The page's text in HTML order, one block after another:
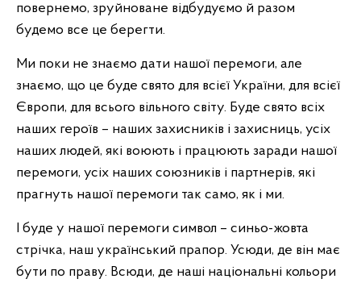
повернемо, зруйноване відбудуємо й разом
будемо все це берегти.
Ми поки не знаємо дати нашої перемоги, але
знаємо, що це буде свято для всієї України, для всієї
Європи, для всього вільного світу. Буде свято всіх
наших героїв – наших захисників і захисниць, усіх
наших людей, які воюють і працюють заради нашої
перемоги, усіх наших союзників і партнерів, які
прагнуть нашої перемоги так само, як і ми.
І буде у нашої перемоги символ – синьо-жовта
стрічка, наш український прапор. Усюди, де він має
бути по праву. Всюди, де наші національні кольори